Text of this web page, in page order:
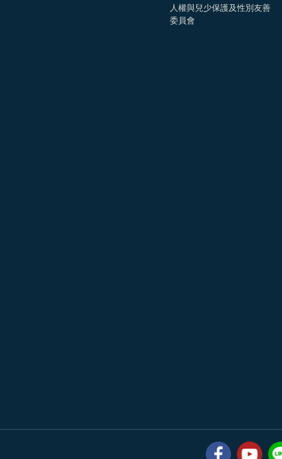
人權與兒少保護及性別友善
委員會